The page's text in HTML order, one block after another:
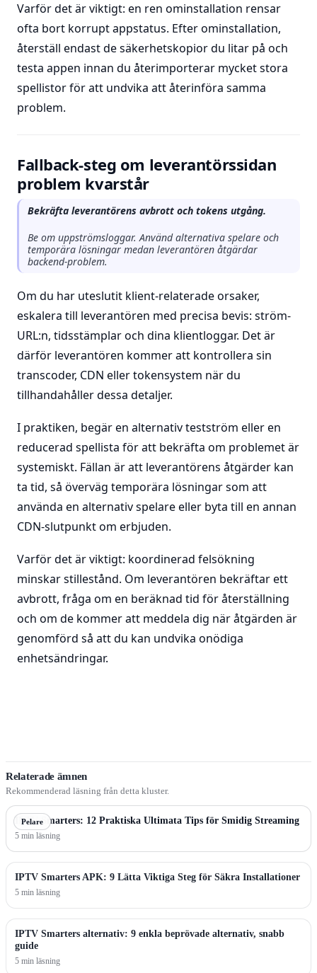
Varför det är viktigt: en ren ominstallation rensar
ofta bort korrupt appstatus. Efter ominstallation,
återställ endast de säkerhetskopior du litar på och
testa appen innan du återimporterar mycket stora
spellistor för att undvika att återinföra samma
problem.
Fallback-steg om leverantörssidan
problem kvarstår
Bekräfta leverantörens avbrott och tokens utgång.
Be om uppströmsloggar. Använd alternativa spelare och
temporära lösningar medan leverantören åtgärdar
backend-problem.
Om du har uteslutit klient-relaterade orsaker,
eskalera till leverantören med precisa bevis: ström-
URL:n, tidsstämplar och dina klientloggar. Det är
därför leverantören kommer att kontrollera sin
transcoder, CDN eller tokensystem när du
tillhandahåller dessa detaljer.
I praktiken, begär en alternativ testström eller en
reducerad spellista för att bekräfta om problemet är
systemiskt. Fällan är att leverantörens åtgärder kan
ta tid, så överväg temporära lösningar som att
använda en alternativ spelare eller byta till en annan
CDN-slutpunkt om erbjuden.
Varför det är viktigt: koordinerad felsökning
minskar stillestånd. Om leverantören bekräftar ett
avbrott, fråga om en beräknad tid för återställning
och om de kommer att meddela dig när åtgärden är
genomförd så att du kan undvika onödiga
enhetsändringar.
Relaterade ämnen
Rekommenderad läsning från detta kluster.
Pelare
IPTV Smarters: 12 Praktiska Ultimata Tips för Smidig Streaming
5 min läsning
IPTV Smarters APK: 9 Lätta Viktiga Steg för Säkra Installationer
5 min läsning
IPTV Smarters alternativ: 9 enkla beprövade alternativ, snabb
guide
5 min läsning